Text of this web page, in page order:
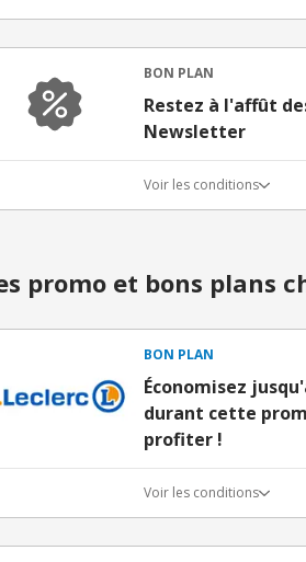
BON PLAN
Restez à l'affût
Newsletter
Voir les conditions
promo et bons plans
BON PLAN
Économisez
durant cette
profiter !
Voir les conditions